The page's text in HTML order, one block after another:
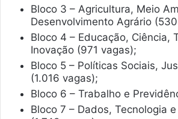
Bloco 3 – Agricultura, Meio
Desenvolvimento Agrário
Bloco 4 – Educação, Ciência,
Inovação (971 vagas);
Bloco 5 – Políticas Sociais,
(1.016 vagas);
Bloco 6 – Trabalho e
Bloco 7 – Dados, Tecnologia